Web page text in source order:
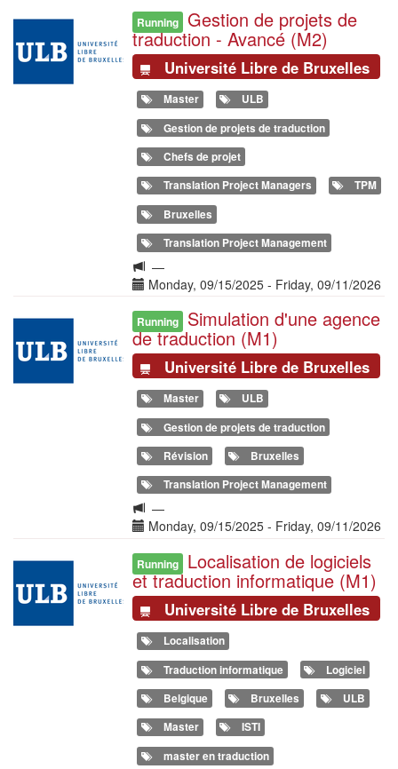
à
l’ULB
Illustration Running Gestion de projets de
traduction - Avancé (M2)
Université Libre de Bruxelles
Master
ULB
Gestion de projets de traduction
Chefs de projet
Translation Project Managers
TPM
Bruxelles
Translation Project Management
Langue
de
formation
—
Date(s)
Monday, 09/15/2025 - Friday, 09/11/2026
Illustration
Running Simulation d'une agence
de traduction (M1)
Université Libre de Bruxelles
Master
ULB
Gestion de projets de traduction
Révision
Bruxelles
Translation Project Management
Langue
de
formation
—
Date(s)
Monday, 09/15/2025 - Friday, 09/11/2026
Illustration
Running Localisation de logiciels
et traduction informatique (M1)
Université Libre de Bruxelles
Localisation
Traduction informatique
Logiciel
Belgique
Bruxelles
ULB
Master
ISTI
master en traduction